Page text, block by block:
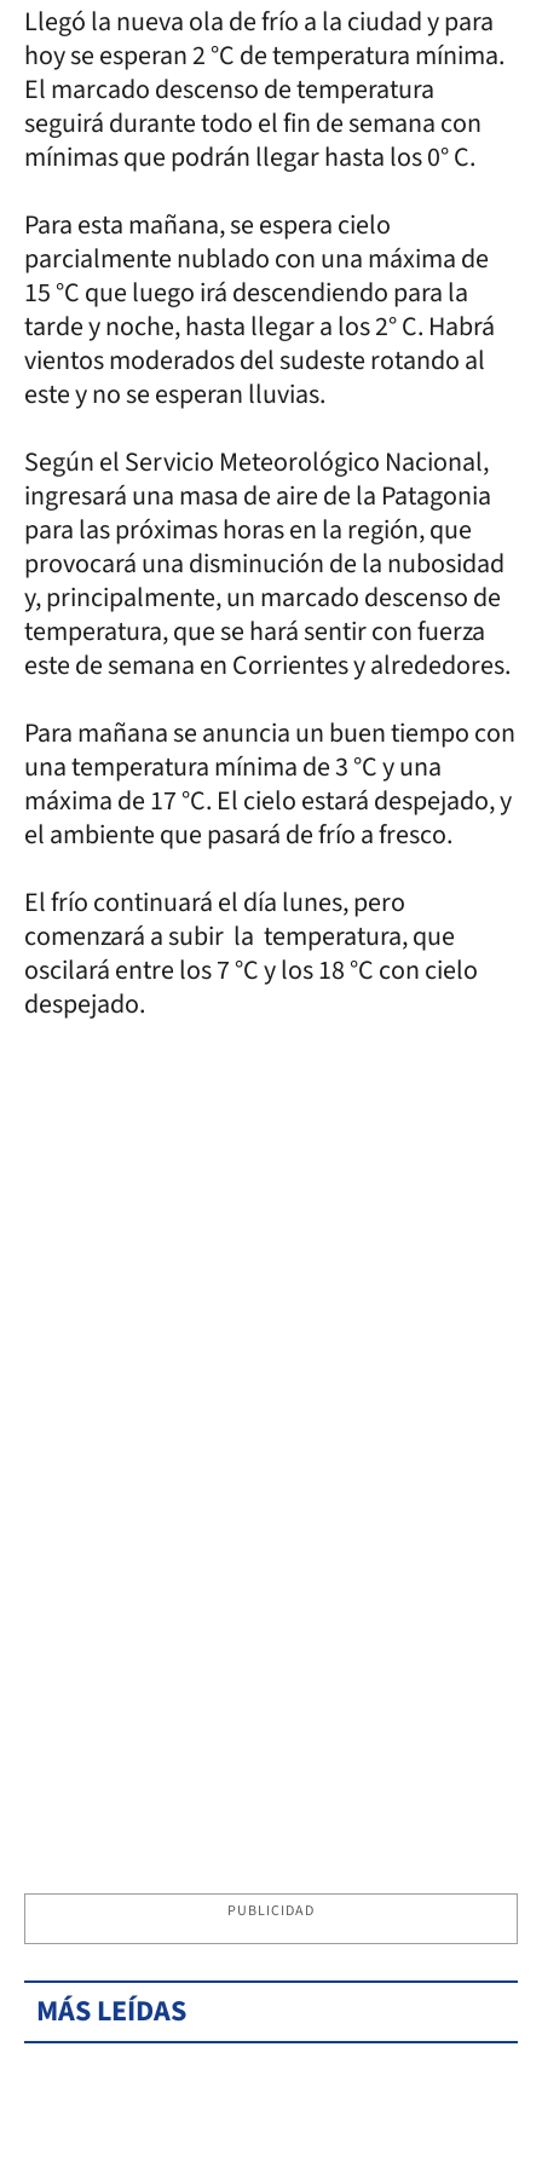
Llegó la nueva ola de frío a la ciudad y para
hoy se esperan 2 °C de temperatura mínima.
El marcado descenso de temperatura
seguirá durante todo el fin de semana con
mínimas que podrán llegar hasta los 0° C.
Para esta mañana, se espera cielo
parcialmente nublado con una máxima de
15 °C que luego irá descendiendo para la
tarde y noche, hasta llegar a los 2° C. Habrá
vientos moderados del sudeste rotando al
este y no se esperan lluvias.
Según el Servicio Meteorológico Nacional,
ingresará una masa de aire de la Patagonia
para las próximas horas en la región, que
provocará una disminución de la nubosidad
y, principalmente, un marcado descenso de
temperatura, que se hará sentir con fuerza
este de semana en Corrientes y alrededores.
Para mañana se anuncia un buen tiempo con
una temperatura mínima de 3 °C y una
máxima de 17 °C. El cielo estará despejado, y
el ambiente que pasará de frío a fresco.
El frío continuará el día lunes, pero
comenzará a subir la temperatura, que
oscilará entre los 7 °C y los 18 °C con cielo
despejado.
PUBLICIDAD
MÁS LEÍDAS